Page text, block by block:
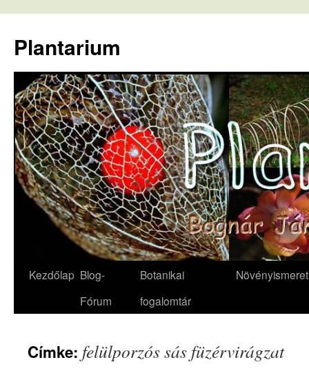
tartalomba
Plantarium
Kezdőlap Blog-
Fórum
Botanikai
fogalomtár
Növényismeret
Címke: felülporzós sás füzérvirágzat